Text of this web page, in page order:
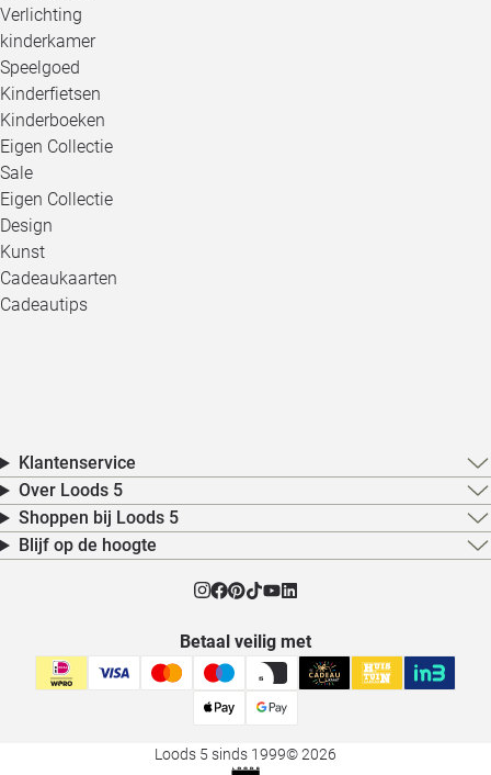
Verlichting
kinderkamer
Speelgoed
Kinderfietsen
Kinderboeken
Eigen Collectie
Sale
Eigen Collectie
Design
Kunst
Cadeaukaarten
Cadeautips
Klantenservice
Over Loods 5
Shoppen bij Loods 5
Blijf op de hoogte
Betaal veilig met
Loods 5 sinds 1999© 2026